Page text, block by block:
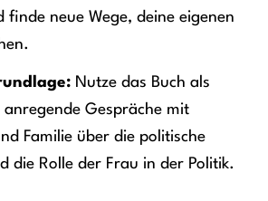
finde neue Wege, deine eigenen
Nutze das Buch als
Gespräche mit
Familie über die politische
die Rolle der Frau in der Politik.